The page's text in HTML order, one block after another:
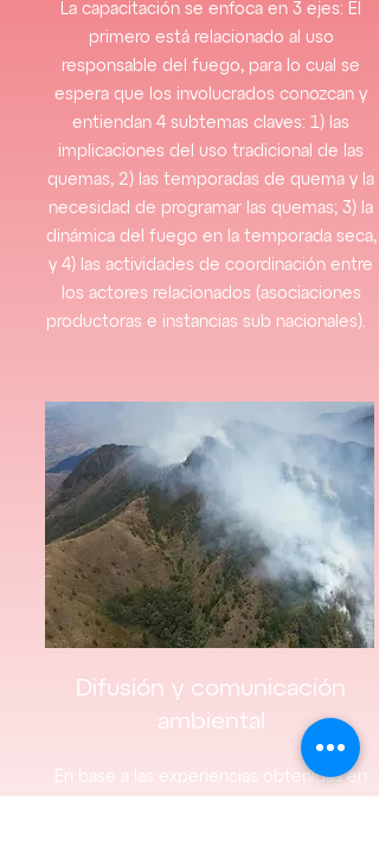
La capacitación se enfoca en 3 ejes: El
primero está relacionado al uso
responsable del fuego, para lo cual se
espera que los involucrados conozcan y
entiendan 4 subtemas claves: 1) las
implicaciones del uso tradicional de las
quemas, 2) las temporadas de quema y la
necesidad de programar las quemas; 3) la
dinámica del fuego en la temporada seca,
y 4) las actividades de coordinación entre
los actores relacionados (asociaciones
productoras e instancias sub nacionales).
Difusión y comunicación
ambiental
En base a las experiencias obtenidas en